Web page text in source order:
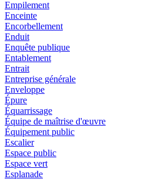
Empilement
Enceinte
Encorbellement
Enduit
Enquête publique
Entablement
Entrait
Entreprise générale
Enveloppe
Épure
Équarrissage
Équipe de maîtrise d'œuvre
Équipement public
Escalier
Espace public
Espace vert
Esplanade